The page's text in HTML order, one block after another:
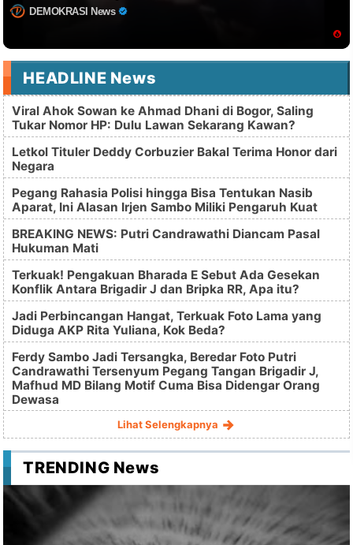
DEMOKRASI News
HEADLINE News
Viral Ahok Sowan ke Ahmad Dhani di Bogor, Saling
Tukar Nomor HP: Dulu Lawan Sekarang Kawan?
Letkol Tituler Deddy Corbuzier Bakal Terima Honor dari
Negara
Pegang Rahasia Polisi hingga Bisa Tentukan Nasib
Aparat, Ini Alasan Irjen Sambo Miliki Pengaruh Kuat
BREAKING NEWS: Putri Candrawathi Diancam Pasal
Hukuman Mati
Terkuak! Pengakuan Bharada E Sebut Ada Gesekan
Konflik Antara Brigadir J dan Bripka RR, Apa itu?
Jadi Perbincangan Hangat, Terkuak Foto Lama yang
Diduga AKP Rita Yuliana, Kok Beda?
Ferdy Sambo Jadi Tersangka, Beredar Foto Putri
Candrawathi Tersenyum Pegang Tangan Brigadir J,
Mafhud MD Bilang Motif Cuma Bisa Didengar Orang
Dewasa
Lihat Selengkapnya
TRENDING News